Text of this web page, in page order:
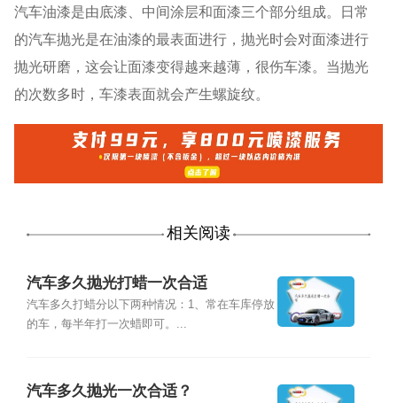
汽车油漆是由底漆、中间涂层和面漆三个部分组成。日常
的汽车抛光是在油漆的最表面进行，抛光时会对面漆进行
抛光研磨，这会让面漆变得越来越薄，很伤车漆。当抛光
的次数多时，车漆表面就会产生螺旋纹。
相关阅读
汽车多久抛光打蜡一次合适
汽车多久打蜡分以下两种情况：1、常在车库停放
的车，每半年打一次蜡即可。...
汽车多久抛光一次合适？